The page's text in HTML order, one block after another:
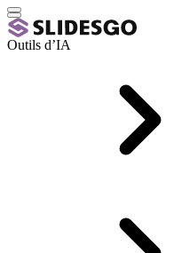
Outils d’IA